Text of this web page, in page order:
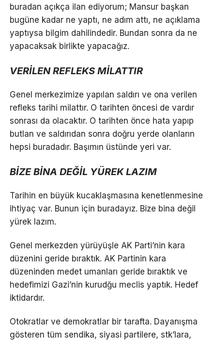
buradan açıkça ilan ediyorum; Mansur başkan
bugüne kadar ne yaptı, ne adım attı, ne açıklama
yaptıysa bilgim dahilindedir. Bundan sonra da ne
yapacaksak birlikte yapacağız.
VERİLEN REFLEKS MİLATTIR
Genel merkezimize yapılan saldırı ve ona verilen
refleks tarihi milattır. O tarihten öncesi de vardır
sonrası da olacaktır. O tarihten önce hata yapıp
butlan ve saldırıdan sonra doğru yerde olanların
hepsi buradadır. Başımın üstünde yeri var.
BİZE BİNA DEĞİL YÜREK LAZIM
Tarihin en büyük kucaklaşmasına kenetlenmesine
ihtiyaç var. Bunun için buradayız. Bize bina değil
yürek lazım.
Genel merkezden yürüyüşle AK Parti’nin kara
düzenini geride bıraktık. AK Partinin kara
düzeninden medet umanları geride bıraktık ve
hedefimizi Gazi’nin kurudğu meclis yaptık. Hedef
iktidardır.
Otokratlar ve demokratlar bir tarafta. Dayanışma
gösteren tüm sendika, siyasi partilere, stk’lara,